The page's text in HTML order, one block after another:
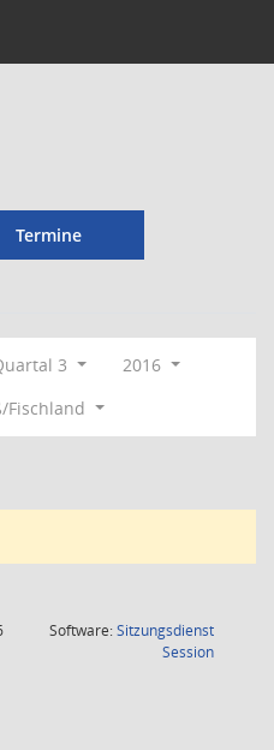
Termine
3
2016
Fischland
Software:Sitzungsdienst
Session(Wird in